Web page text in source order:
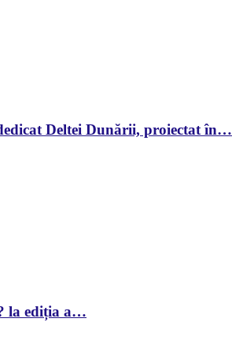
Deltei Dunării, proiectat în…
la ediția a…